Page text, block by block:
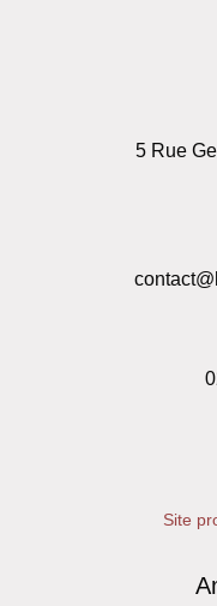
5 Rue
Site